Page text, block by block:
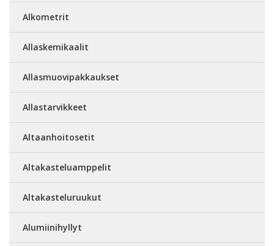
Alkometrit
Allaskemikaalit
Allasmuovipakkaukset
Allastarvikkeet
Altaanhoitosetit
Altakasteluamppelit
Altakasteluruukut
Alumiinihyllyt